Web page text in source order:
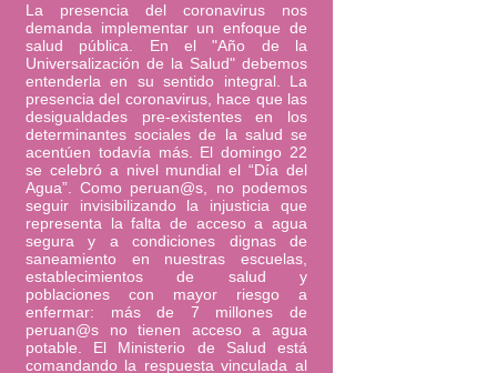
La presencia del coronavirus nos
demanda implementar un enfoque de
salud pública. En el "Año de la
Universalización de la Salud" debemos
entenderla en su sentido integral. La
presencia del coronavirus, hace que las
desigualdades pre-existentes en los
determinantes sociales de la salud se
acentúen todavía más. El domingo 22
se celebró a nivel mundial el “Día del
Agua”. Como peruan@s, no podemos
seguir invisibilizando la injusticia que
representa la falta de acceso a agua
segura y a condiciones dignas de
saneamiento en nuestras escuelas,
establecimientos de salud y
poblaciones con mayor riesgo a
enfermar: más de 7 millones de
peruan@s no tienen acceso a agua
potable. El Ministerio de Salud está
comandando la respuesta vinculada al